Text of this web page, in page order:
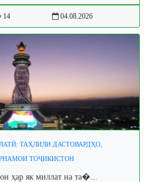
14 04.08.2026
ТАҲЛИЛИ ДАСТОВАРДҲО,
ТОҶИКИСТОН
ҳар як миллат на та�...